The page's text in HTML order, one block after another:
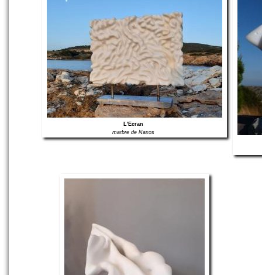
L'Ecran
marbre de Naxos